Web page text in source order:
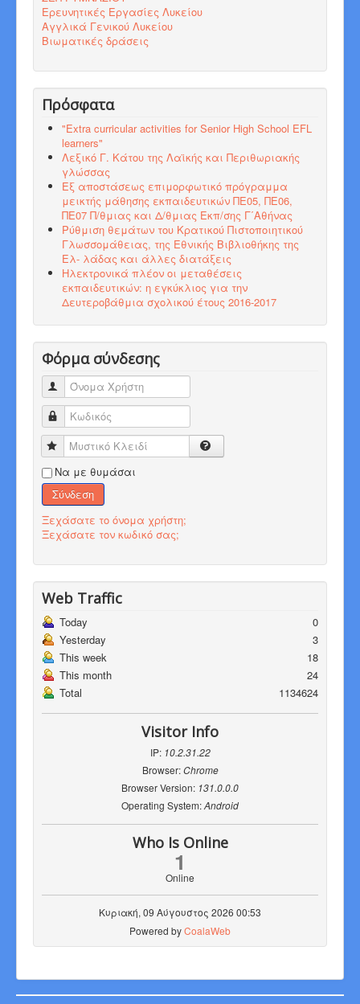
Ερευνητικές Εργασίες Λυκείου
Αγγλικά Γενικού Λυκείου
Βιωματικές δράσεις
Πρόσφατα
"Εxtra curricular activities for Senior High School EFL
learners"
Λεξικό Γ. Κάτου της Λαϊκής και Περιθωριακής
γλώσσας
Εξ αποστάσεως επιμορφωτικό πρόγραμμα
μεικτής μάθησης εκπαιδευτικών ΠΕ05, ΠΕ06,
ΠΕ07 Π/θμιας και Δ/θμιας Εκπ/σης Γ΄Αθήνας
Ρύθμιση θεμάτων του Κρατικού Πιστοποιητικού
Γλωσσομάθειας, της Εθνικής Βιβλιοθήκης της
Ελ- λάδας και άλλες διατάξεις
Ηλεκτρονικά πλέον οι μεταθέσεις
εκπαιδευτικών: η εγκύκλιος για την
Δευτεροβάθμια σχολικού έτους 2016-2017
Φόρμα σύνδεσης
Όνομα Χρήστη
Κωδικός
Μυστικό Κλειδί
Να με θυμάσαι
Σύνδεση
Ξεχάσατε το όνομα χρήστη;
Ξεχάσατε τον κωδικό σας;
Web Traffic
Today
0
Yesterday
3
This week
18
This month
24
Total
1134624
Visitor Info
IP: 10.2.31.22
Browser:Chrome
Browser Version: 131.0.0.0
Operating System:Android
Who Is Online
1
Online
Κυριακή, 09 Αύγουστος 2026 00:53
Powered byCoalaWeb